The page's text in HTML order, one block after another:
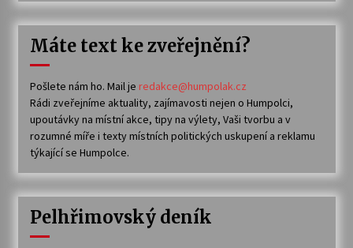
Máte text ke zveřejnění?
Pošlete nám ho. Mail je redakce@humpolak.cz
Rádi zveřejníme aktuality, zajímavosti nejen o Humpolci,
upoutávky na místní akce, tipy na výlety, Vaši tvorbu a v
rozumné míře i texty místních politických uskupení a reklamu
týkající se Humpolce.
Pelhřimovský deník